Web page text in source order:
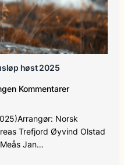
høst 2025
Kommentarer
Norsk
Trefjord Øyvind Olstad
Jan…